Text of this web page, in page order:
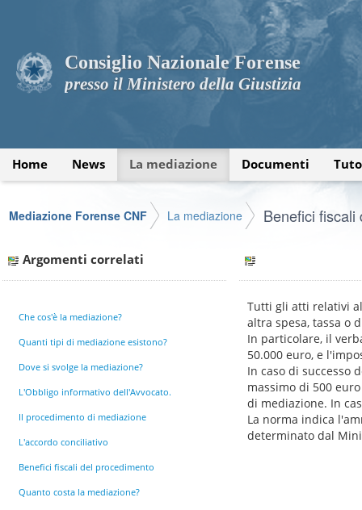
Consiglio Nazionale Forense
presso il Ministero della Giustizia
Home News La mediazione Documenti
Mediazione Forense CNF La mediazione Benefici fiscali
Argomenti correlati
Che cos'è la mediazione?
Quanti tipi di mediazione esistono?
Dove si svolge la mediazione?
L'Obbligo informativo dell'Avvocato.
Il procedimento di mediazione
L'accordo conciliativo
Benefici fiscali del procedimento
Quanto costa la mediazione?
Tutti gli atti relativi
altra spesa, tassa o
In particolare, il
50.000 euro, e
In caso di successo
massimo di 500
di mediazione. In
La norma indica
determinato dal